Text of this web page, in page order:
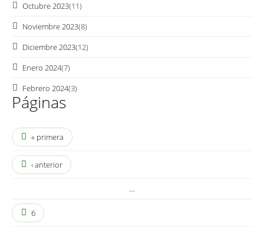
Octubre 2023(11)
Noviembre 2023(8)
Diciembre 2023(12)
Enero 2024(7)
Febrero 2024(3)
Páginas
« primera
‹ anterior
…
6